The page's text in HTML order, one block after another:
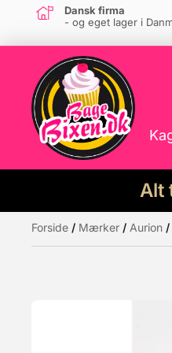
Dansk firma
- og eget lager i
Alt
Måske kunne
Forside / Mærker / Aurion /